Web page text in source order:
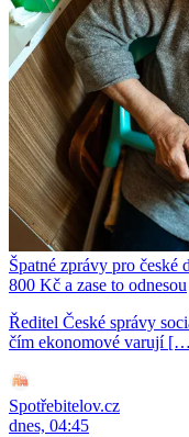
Špatné zprávy pro české
800 Kč a zase to odnesou
Ředitel České správy
čím ekonomové varují
Spotřebitelov.cz
dnes, 04:45